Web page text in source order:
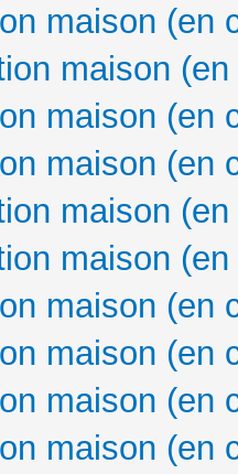
maison (en
maison
maison (en
maison (en
maison
maison
maison (en
maison (en
maison (en
maison (en